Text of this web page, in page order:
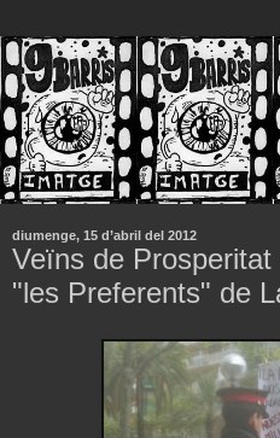
diumenge, 15 d’abril del 2012
Veïns de
"les Preferents" de